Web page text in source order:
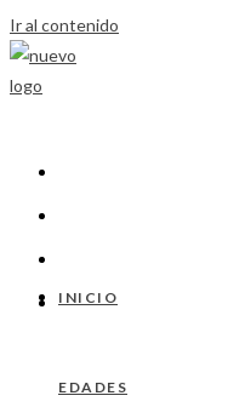
Ir al contenido
INICIO
EDADES